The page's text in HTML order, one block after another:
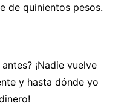
de quinientos pesos.
¡Nadie vuelve
y hasta dónde yo